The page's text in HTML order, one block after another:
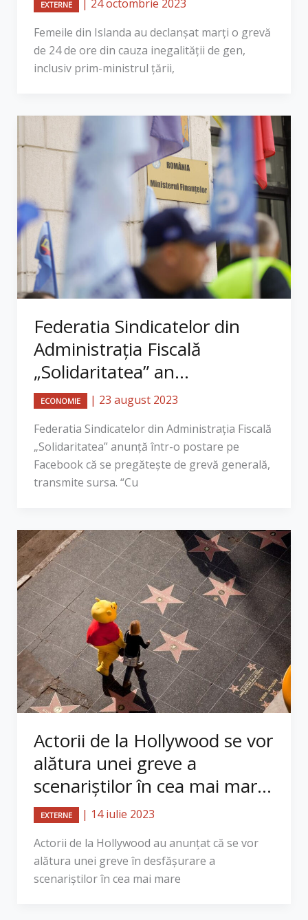
EXTERNE
24 octombrie 2023
Femeile din Islanda au declanşat marţi o grevă
de 24 de ore din cauza inegalităţii de gen,
inclusiv prim-ministrul ţării,
​Federatia Sindicatelor din
Administrația Fiscală
„Solidaritatea” an...
ECONOMIE | 23 august 2023
Federatia Sindicatelor din Administrația Fiscală
„Solidaritatea” anunță într-o postare pe
Facebook că se pregătește de grevă generală,
transmite sursa. “Cu
Actorii de la Hollywood se vor
alătura unei greve a
scenariștilor în cea mai mar...
EXTERNE | 14 iulie 2023
Actorii de la Hollywood au anunțat că se vor
alătura unei greve în desfășurare a
scenariștilor în cea mai mare